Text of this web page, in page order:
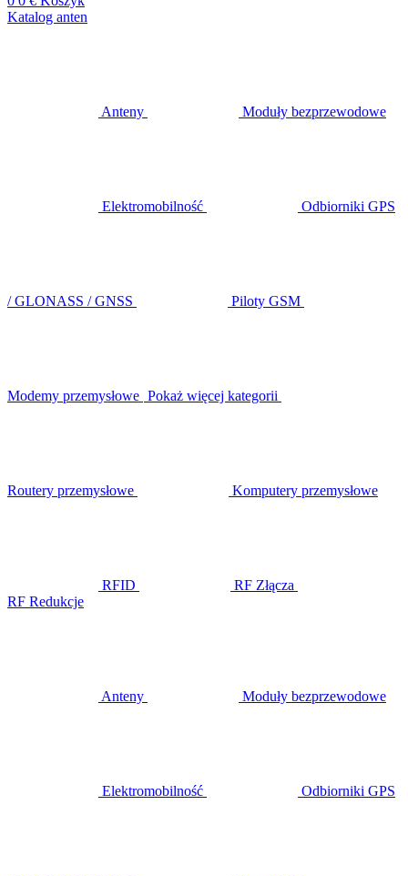
Katalog anten
Anteny Moduły bezprzewodowe
Elektromobilność Odbiorniki GPS
/ GLONASS / GNSS Piloty GSM
Modemy przemysłowe Pokaż więcej kategorii
Routery przemysłowe Komputery przemysłowe
RFID
RF Złącza
RF Redukcje
Anteny Moduły bezprzewodowe
Elektromobilność Odbiorniki GPS